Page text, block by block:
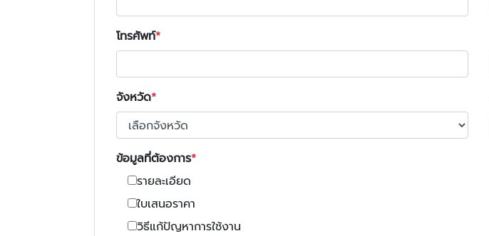
โทรศัพท์
จังหวัด
ข้อมูลที่ต้องการ
รายละเอียด
ใบเสนอราคา
วิธีแก้ปัญหาการใช้งาน